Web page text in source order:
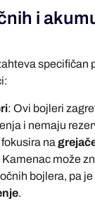
i
specifičan
: Ovi bojleri
i nemaju
na
Kamenac može
bojlera, pa
.